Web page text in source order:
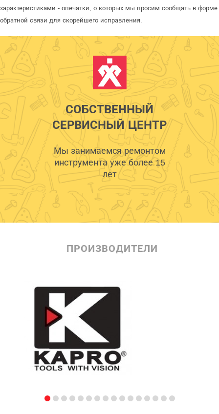
характеристиками - опечатки, о которых мы просим сообщать в форме
обратной связи для скорейшего исправления.
СОБСТВЕННЫЙ
СЕРВИСНЫЙ ЦЕНТР
Мы занимаемся ремонтом
инструмента уже более 15
лет
ПРОИЗВОДИТЕЛИ